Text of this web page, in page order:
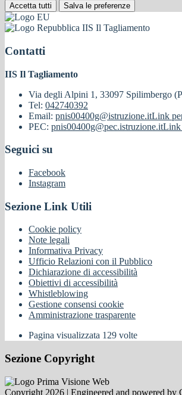
Accetta tutti Salva le preferenze
IIS Il Tagliamento
Contatti
IIS Il Tagliamento
Via degli Alpini 1, 33097 Spilimbergo
Tel: 042740392
Email: pnis00400g@istruzione.itLink
PEC: pnis00400g@pec.istruzione.itLink
Seguici su
Facebook
Instagram
Sezione Link Utili
Cookie policy
Note legali
Informativa Privacy
Ufficio Relazioni con il Pubblico
Dichiarazione di accessibilità
Obiettivi di accessibilità
Whistleblowing
Gestione consensi cookie
Amministrazione trasparente
Pagina visualizzata 129 volte
Sezione Copyright
Copyright 2026 | Engineered and powered by